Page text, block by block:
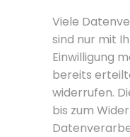
Viele
sind nur mit
Einwilligung
bereits
widerrufen.
bis zum